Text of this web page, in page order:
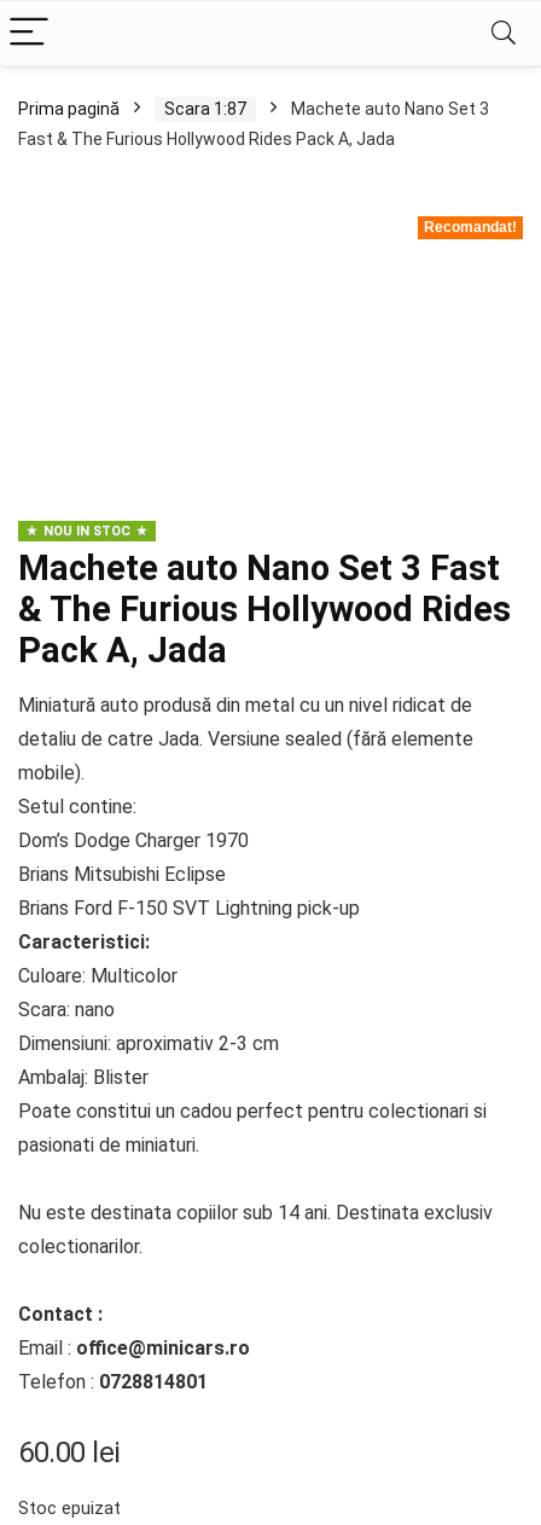
Prima pagină Scara 1:87
Machete auto Nano Set 3
Fast & The Furious Hollywood Rides Pack A, Jada
Recomandat!
NOU IN STOC
Machete auto Nano Set 3 Fast
& The Furious Hollywood Rides
Pack A, Jada
Miniatură auto produsă din metal cu un nivel ridicat de
detaliu de catre Jada. Versiune sealed (fără elemente
mobile).
Setul contine:
Dom’s Dodge Charger 1970
Brians Mitsubishi Eclipse
Brians Ford F-150 SVT Lightning pick-up
Caracteristici:
Culoare: Multicolor
Scara: nano
Dimensiuni: aproximativ 2-3 cm
Ambalaj: Blister
Poate constitui un cadou perfect pentru colectionari si
pasionati de miniaturi.
Nu este destinata copiilor sub 14 ani. Destinata exclusiv
colectionarilor.
Contact :
Email : office@minicars.ro
Telefon : 0728814801
60.00 lei
Stoc epuizat